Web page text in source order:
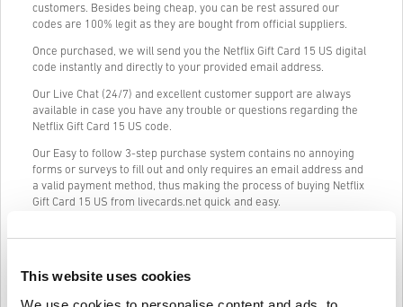
This website uses cookies
customers. Besides being cheap, you can be rest assured our
codes are 100% legit as they are bought from official suppliers.
Once purchased, we will send you the Netflix Gift Card 15 US digital
code instantly and directly to your provided email address.
Our Live Chat (24/7) and excellent customer support are always
available in case you have any trouble or questions regarding the
Netflix Gift Card 15 US code.
Our Easy to follow 3-step purchase system contains no annoying
forms or surveys to fill out and only requires an email address and
a valid payment method, thus making the process of buying Netflix
Gift Card 15 US from livecards.net quick and easy.